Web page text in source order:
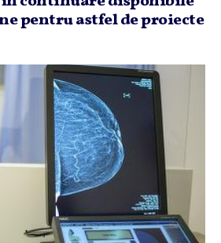
pentru astfel de proiecte